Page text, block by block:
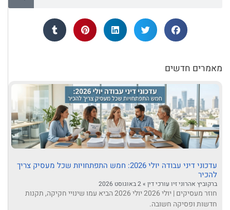
מאמרים חדשים
עדכוני דיני עבודה יולי 2026: חמש התפתחויות שכל מעסיק צריך
להכיר
ברקוביץ אהרוני זיו עורכי דין
חוזר מעסיקים | יולי 2026 יולי 2026 הביא עמו שינויי חקיקה, תקנות
חדשות ופסיקה חשובה.